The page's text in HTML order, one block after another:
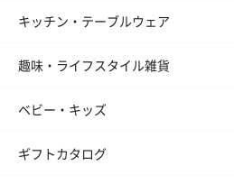
キッチン・テーブルウェア
趣味・ライフスタイル雑貨
ベビー・キッズ
ギフトカタログ